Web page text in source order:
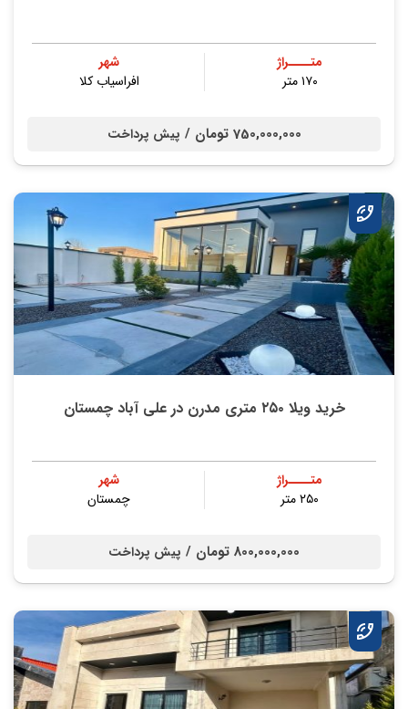
متــــراژ
۱۷۰ متر
شهر
افراسیاب کلا
750,000,000 تومان / پیش پرداخت
خرید ویلا ۲۵۰ متری مدرن در علی آباد چمستان
متــــراژ
۲۵۰ متر
شهر
چمستان
800,000,000 تومان / پیش پرداخت